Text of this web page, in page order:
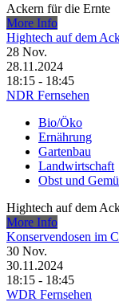
Ackern für die Ernte
More Info
Hightech auf dem
28 Nov.
28.11.2024
18:15 - 18:45
NDR Fernsehen
Bio/Öko
Ernährung
Gartenbau
Landwirtschaft
Obst und
Hightech auf dem
More Info
Konservendosen im
30 Nov.
30.11.2024
18:15 - 18:45
WDR Fernsehen